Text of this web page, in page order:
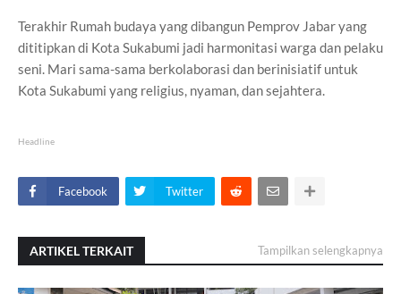
Terakhir Rumah budaya yang dibangun Pemprov Jabar yang
dititipkan di Kota Sukabumi jadi harmonitasi warga dan pelaku
seni. Mari sama-sama berkolaborasi dan berinisiatif untuk
Kota Sukabumi yang religius, nyaman, dan sejahtera.
Headline
Facebook Twitter
ARTIKEL TERKAIT Tampilkan selengkapnya